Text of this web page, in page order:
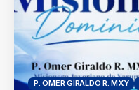
P. OMER GIRALDO R. MXY